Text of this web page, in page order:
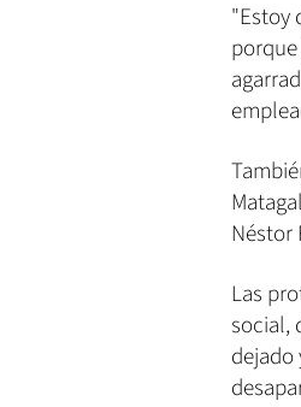
"Estoy
Néstor
Las
social,
dejado